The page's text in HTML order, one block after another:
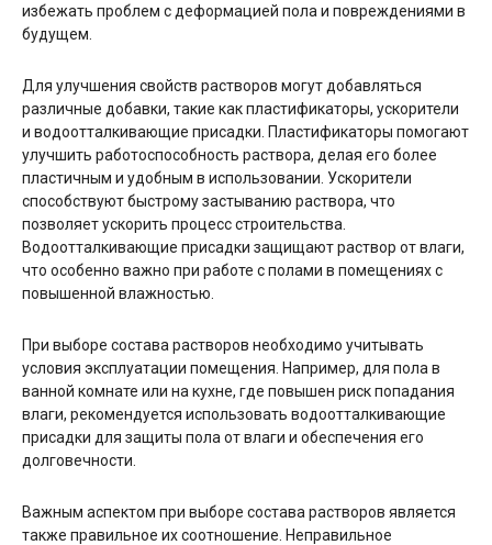
избежать проблем с деформацией пола и повреждениями в
будущем.
Для улучшения свойств растворов могут добавляться
различные добавки, такие как пластификаторы, ускорители
и водоотталкивающие присадки. Пластификаторы помогают
улучшить работоспособность раствора, делая его более
пластичным и удобным в использовании. Ускорители
способствуют быстрому застыванию раствора, что
позволяет ускорить процесс строительства.
Водоотталкивающие присадки защищают раствор от влаги,
что особенно важно при работе с полами в помещениях с
повышенной влажностью.
При выборе состава растворов необходимо учитывать
условия эксплуатации помещения. Например, для пола в
ванной комнате или на кухне, где повышен риск попадания
влаги, рекомендуется использовать водоотталкивающие
присадки для защиты пола от влаги и обеспечения его
долговечности.
Важным аспектом при выборе состава растворов является
также правильное их соотношение. Неправильное